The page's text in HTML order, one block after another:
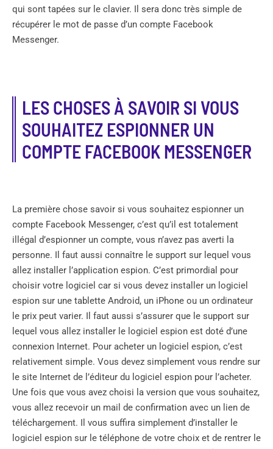
qui sont tapées sur le clavier. Il sera donc très simple de
récupérer le mot de passe d’un compte Facebook
Messenger.
LES CHOSES À SAVOIR SI VOUS
SOUHAITEZ ESPIONNER UN
COMPTE FACEBOOK MESSENGER
La première chose savoir si vous souhaitez espionner un
compte Facebook Messenger, c’est qu’il est totalement
illégal d’espionner un compte, vous n’avez pas averti la
personne. Il faut aussi connaître le support sur lequel vous
allez installer l’application espion. C’est primordial pour
choisir votre logiciel car si vous devez installer un logiciel
espion sur une tablette Android, un iPhone ou un ordinateur
le prix peut varier. Il faut aussi s’assurer que le support sur
lequel vous allez installer le logiciel espion est doté d’une
connexion Internet. Pour acheter un logiciel espion, c’est
relativement simple. Vous devez simplement vous rendre sur
le site Internet de l’éditeur du logiciel espion pour l’acheter.
Une fois que vous avez choisi la version que vous souhaitez,
vous allez recevoir un mail de confirmation avec un lien de
téléchargement. Il vous suffira simplement d’installer le
logiciel espion sur le téléphone de votre choix et de rentrer le